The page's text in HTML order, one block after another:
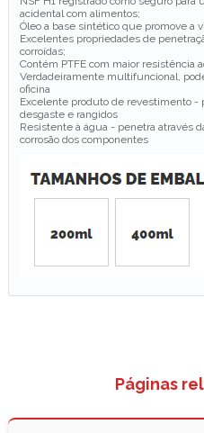
acidental com alimentos;
Óleo a base sintético que promove a
Excelentes propriedades de
corroídas;
Contém PTFE com maior resistência
Verdadeiramente multifuncional,
oficina
Excelente produto de revestimento -
desgaste e rangidos
Resistente à água - penetra através
corrosão dos componentes
Páginas